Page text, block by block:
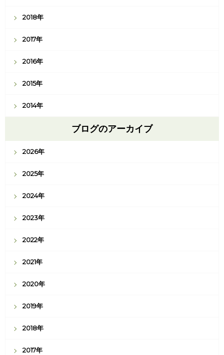
2018年
2017年
2016年
2015年
2014年
ブログのアーカイブ
2026年
2025年
2024年
2023年
2022年
2021年
2020年
2019年
2018年
2017年